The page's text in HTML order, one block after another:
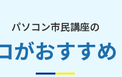
がおすすめ
パソコン市民講座の